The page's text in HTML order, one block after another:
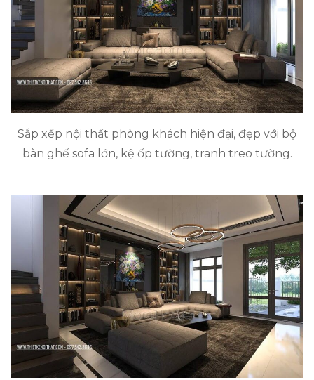
Sắp xếp nội thất phòng khách hiện đại, đẹp với bộ
bàn ghế sofa lớn, kệ ốp tường, tranh treo tường.